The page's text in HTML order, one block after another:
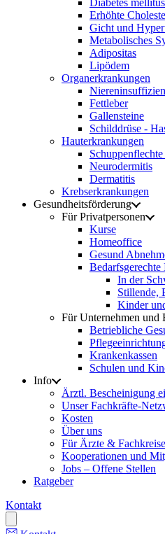
Diabetes mellitus
Erhöhte
Gicht und
Metabolisches
Adipositas
Lipödem
Organerkrankungen
Fettleber
Gallensteine
Schilddrüse -
Hauterkrankungen
Neurodermitis
Dermatitis
Krebserkrankungen
Gesundheitsförderung
Für Privatpersonen
Kurse
Homeoffice
Gesund
In der
Stillende,
Kinder
Für Unternehmen und
Betriebliche
Krankenkassen
Schulen und
Info
Ärztl. Bescheinigung
Unser Fachkräfte-
Kosten
Über uns
Für Ärzte & Fachkreise
Kooperationen und
Jobs – Offene Stellen
Ratgeber
Kontakt